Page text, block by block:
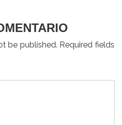
be published. Required fields